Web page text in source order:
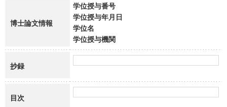
博士論文情報
学位授与番号
学位授与年月日
学位名
学位授与機関
抄録
目次